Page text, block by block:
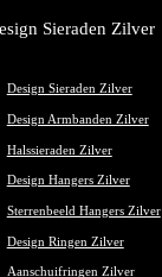
Sieraden Zilver
Design Sieraden Zilver
Design Armbanden Zilver
Halssieraden Zilver
Design Hangers Zilver
Sterrenbeeld Hangers Zilver
Design Ringen Zilver
Aanschuifringen Zilver